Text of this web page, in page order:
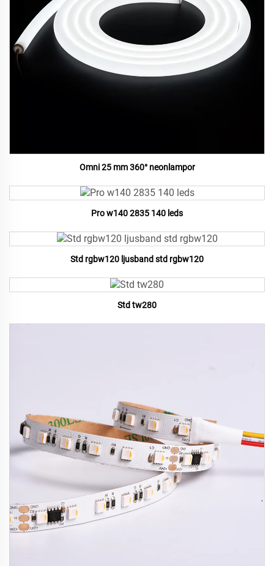
Omni 25 mm 360° neonlampor
Pro w140 2835 140 leds
Std rgbw120 ljusband std rgbw120
Std tw280